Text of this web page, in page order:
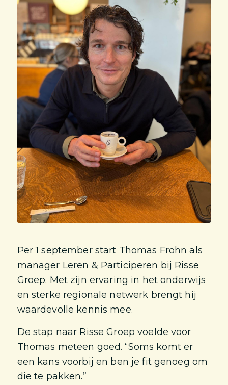
Per 1 september start Thomas Frohn als
manager Leren & Participeren bij Risse
Groep. Met zijn ervaring in het onderwijs
en sterke regionale netwerk brengt hij
waardevolle kennis mee.
De stap naar Risse Groep voelde voor
Thomas meteen goed. “Soms komt er
een kans voorbij en ben je fit genoeg om
die te pakken.”